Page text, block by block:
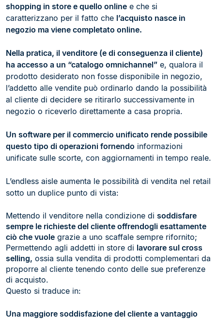
shopping in store e quello online e che si
caratterizzano per il fatto che l’acquisto nasce in
negozio ma viene completato online.
Nella pratica, il venditore (e di conseguenza il cliente)
ha accesso a un “catalogo omnichannel” e, qualora il
prodotto desiderato non fosse disponibile in negozio,
l’addetto alle vendite può ordinarlo dando la possibilità
al cliente di decidere se ritirarlo successivamente in
negozio o riceverlo direttamente a casa propria.
Un software per il commercio unificato rende possibile
questo tipo di operazioni fornendo informazioni
unificate sulle scorte, con aggiornamenti in tempo reale.
L’endless aisle aumenta le possibilità di vendita nel retail
sotto un duplice punto di vista:
Mettendo il venditore nella condizione di soddisfare
sempre le richieste del cliente offrendogli esattamente
ciò che vuole grazie a uno scaffale sempre rifornito;
Permettendo agli addetti in store di lavorare sul cross
selling, ossia sulla vendita di prodotti complementari da
proporre al cliente tenendo conto delle sue preferenze
di acquisto.
Questo si traduce in:
Una maggiore soddisfazione del cliente a vantaggio